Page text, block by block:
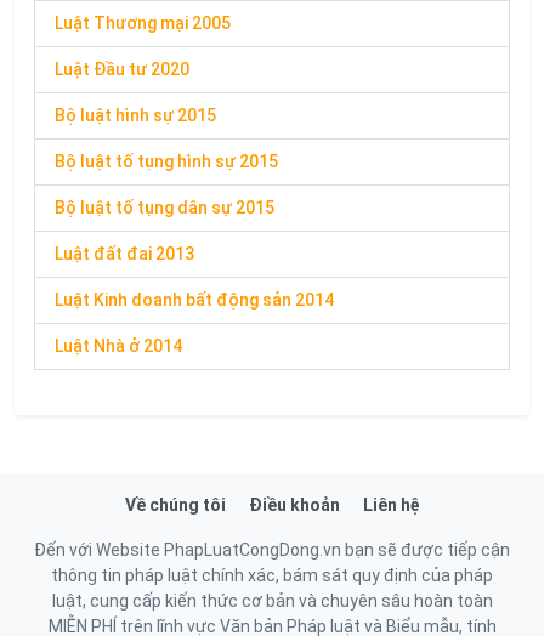
Luật Thương mại 2005
Luật Đầu tư 2020
Bộ luật hình sự 2015
Bộ luật tố tụng hình sự 2015
Bộ luật tố tụng dân sự 2015
Luật đất đai 2013
Luật Kinh doanh bất động sản 2014
Luật Nhà ở 2014
Về chúng tôi Điều khoản Liên hệ
Đến với Website PhapLuatCongDong.vn bạn sẽ được tiếp cận
thông tin pháp luật chính xác, bám sát quy định của pháp
luật, cung cấp kiến thức cơ bản và chuyên sâu hoàn toàn
MIỄN PHÍ trên lĩnh vực Văn bản Pháp luật và Biểu mẫu, tính